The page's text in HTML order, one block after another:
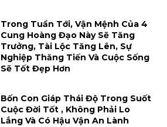
Trong Tuần Tới, Vận Mệnh Của 4
Cung Hoàng Đạo Này Sẽ Tăng
Trưởng, Tài Lộc Tăng Lên, Sự
Nghiệp Thăng Tiến Và Cuộc Sống
Sẽ Tốt Đẹp Hơn
Bốn Con Giáp Thái Độ Trong Suốt
Cuộc Đời Tốt , Không Phải Lo
Lắng Và Có Hậu Vận An Lành